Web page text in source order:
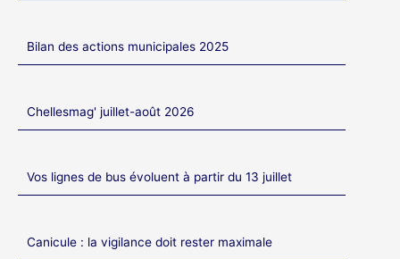
Bilan des actions municipales 2025
Chellesmag' juillet-août 2026
Vos lignes de bus évoluent à partir du 13 juillet
Canicule : la vigilance doit rester maximale